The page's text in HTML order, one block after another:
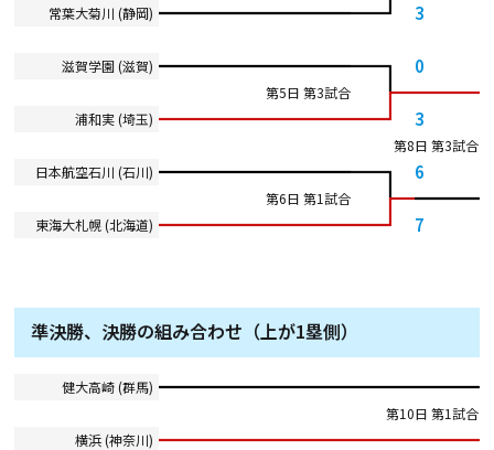
常葉大菊川 (静岡)
3
滋賀学園 (滋賀) 0
第5日 第3試合
浦和実 (埼玉)
3
第8日 第3試合
日本航空石川 (石川)
6
第6日 第1試合
東海大札幌 (北海道)
7
準決勝、決勝の組み合わせ（上が1塁側）
健大高崎 (群馬)
第10日 第1試合
横浜 (神奈川)